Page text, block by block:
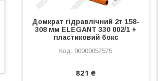
Домкрат гідравлічний 2т 158-
308 мм ELEGANT 330 002/1 +
пластиковий бокс
00000057575
821 ₴